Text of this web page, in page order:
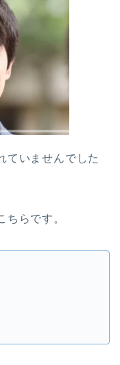
ていませんでした
ちらです。